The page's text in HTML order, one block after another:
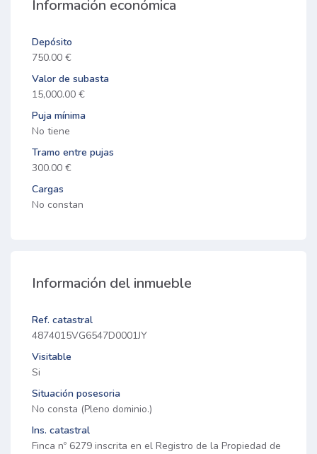
Información económica
Depósito
750.00 €
Valor de subasta
15,000.00 €
Puja mínima
No tiene
Tramo entre pujas
300.00 €
Cargas
No constan
Información del inmueble
Ref. catastral
4874015VG6547D0001JY
Visitable
Si
Situación posesoria
No consta (Pleno dominio.)
Ins. catastral
Finca nº 6279 inscrita en el Registro de la Propiedad de